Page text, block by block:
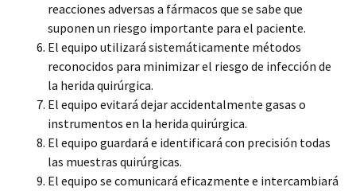
reacciones adversas a fármacos que se sabe que
suponen un riesgo importante para el paciente.
El equipo utilizará sistemáticamente métodos
reconocidos para minimizar el riesgo de infección de
la herida quirúrgica.
El equipo evitará dejar accidentalmente gasas o
instrumentos en la herida quirúrgica.
El equipo guardará e identificará con precisión todas
las muestras quirúrgicas.
El equipo se comunicará eficazmente e intercambiará